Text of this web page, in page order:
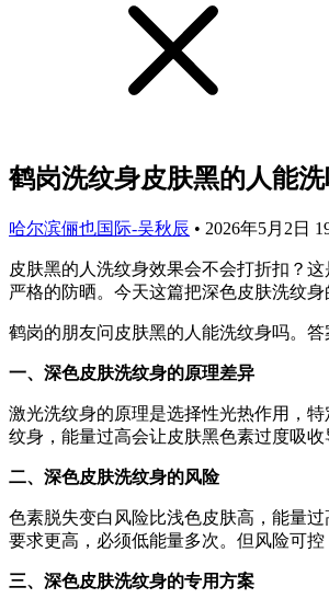
鹤岗洗纹身皮肤黑的人能
哈尔滨俪也国际-吴秋辰 • 2026年5月2日
皮肤黑的人洗纹身效果会不会打折扣？
严格的防晒。今天这篇把深色皮肤洗纹
鹤岗的朋友问皮肤黑的人能洗纹身吗。答
一、深色皮肤洗纹身的原理差异
激光洗纹身的原理是选择性光热作用，
纹身，能量过高会让皮肤黑色素过度吸
二、深色皮肤洗纹身的风险
色素脱失变白风险比浅色皮肤高，能量
要求更高，必须低能量多次。但风险可控
三、深色皮肤洗纹身的专用方案